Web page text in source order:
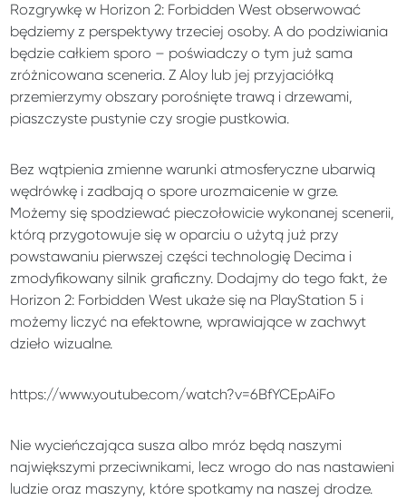
Rozgrywkę w Horizon 2: Forbidden West obserwować
będziemy z perspektywy trzeciej osoby. A do podziwiania
będzie całkiem sporo – poświadczy o tym już sama
zróżnicowana sceneria. Z Aloy lub jej przyjaciółką
przemierzymy obszary porośnięte trawą i drzewami,
piaszczyste pustynie czy srogie pustkowia.
Bez wątpienia zmienne warunki atmosferyczne ubarwią
wędrówkę i zadbają o spore urozmaicenie w grze.
Możemy się spodziewać pieczołowicie wykonanej scenerii,
którą przygotowuje się w oparciu o użytą już przy
powstawaniu pierwszej części technologię Decima i
zmodyfikowany silnik graficzny. Dodajmy do tego fakt, że
Horizon 2: Forbidden West ukaże się na PlayStation 5 i
możemy liczyć na efektowne, wprawiające w zachwyt
dzieło wizualne.
https://www.youtube.com/watch?v=6BfYCEpAiFo
Nie wycieńczająca susza albo mróz będą naszymi
największymi przeciwnikami, lecz wrogo do nas nastawieni
ludzie oraz maszyny, które spotkamy na naszej drodze.